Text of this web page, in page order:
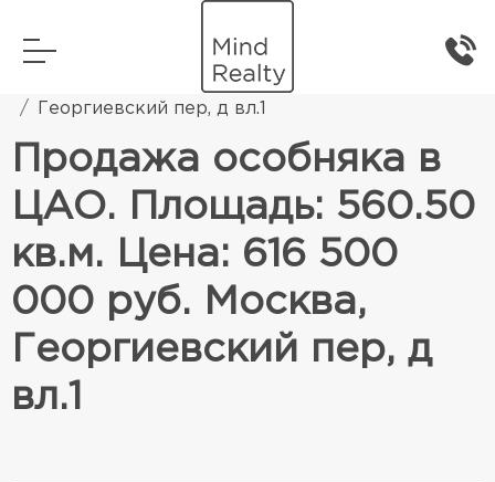
Коммерческая недвижимость
Георгиевский пер, д вл.1
Продажа особняка в
ЦАО. Площадь: 560.50
кв.м. Цена: 616 500
000 руб. Москва,
Георгиевский пер, д
вл.1